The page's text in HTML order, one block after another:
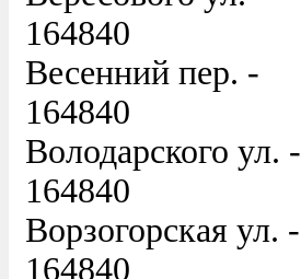
164840
Весенний пер. -
164840
Володарского ул. -
164840
Ворзогорская ул. -
164840